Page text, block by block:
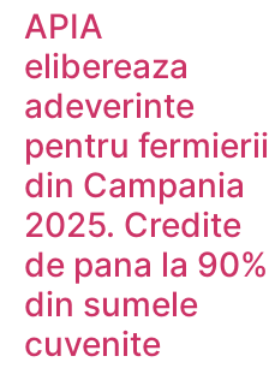
APIA
elibereaza
adeverinte
pentru fermierii
din Campania
2025. Credite
de pana la 90%
din sumele
cuvenite